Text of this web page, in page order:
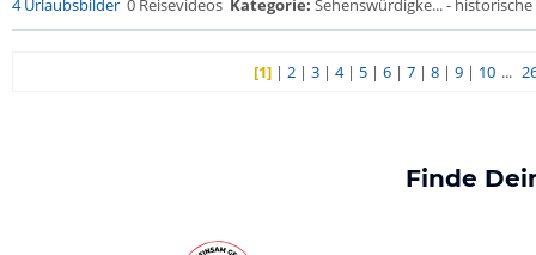
4 Urlaubsbilder 0 Reisevideos Kategorie: Sehenswürdigke... - historische
[1]| 2| 3| 4| 5| 6| 7| 8| 9| 10 ...
Finde